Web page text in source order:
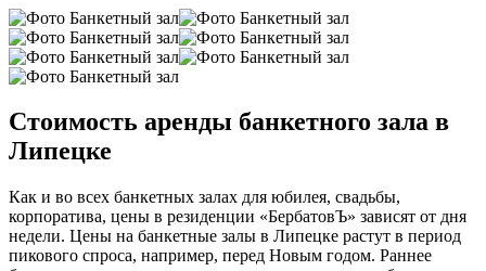
Стоимость аренды банкетного зала в
Липецке
Как и во всех банкетных залах для юбилея, свадьбы,
корпоратива, цены в резиденции «БербатовЪ» зависят от дня
недели. Цены на банкетные залы в Липецке растут в период
пикового спроса, например, перед Новым годом. Раннее